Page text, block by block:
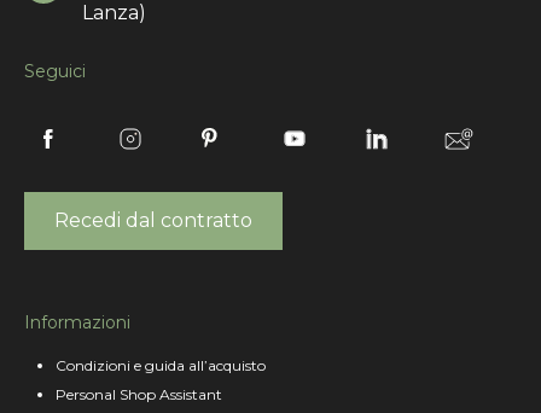
Lanza)
Seguici
Recedi dal contratto
Informazioni
Condizioni e guida all’acquisto
Personal Shop Assistant